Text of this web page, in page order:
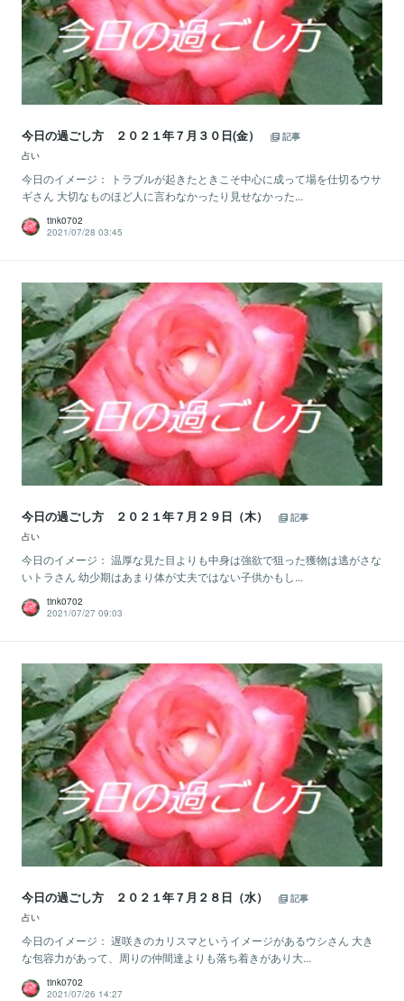
今日の過ごし方 ２０２１年７月３０日(金）
記事
占い
今日のイメージ： トラブルが起きたときこそ中心に成って場を仕切るウサ
ギさん 大切なものほど人に言わなかったり見せなかった...
tink0702
2021/07/28 03:45
今日の過ごし方 ２０２１年７月２９日（木）
記事
占い
今日のイメージ： 温厚な見た目よりも中身は強欲で狙った獲物は逃がさな
いトラさん 幼少期はあまり体が丈夫ではない子供かもし...
tink0702
2021/07/27 09:03
今日の過ごし方 ２０２１年７月２８日（水）
記事
占い
今日のイメージ： 遅咲きのカリスマというイメージがあるウシさん 大き
な包容力があって、周りの仲間達よりも落ち着きがあり大...
tink0702
2021/07/26 14:27